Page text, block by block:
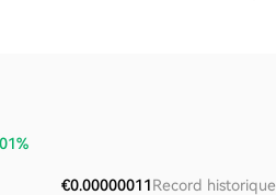
€0.00000011Record historique